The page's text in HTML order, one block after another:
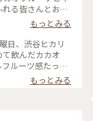
る皆さんとお話
くなってきたか
♡ #Tokyo
レンタインの予
もっとみる
、渋谷ヒカリ
飲んだカカオ
ルーツ感たっぷ
実ですもんね。い
は、たまらないで
もっとみる